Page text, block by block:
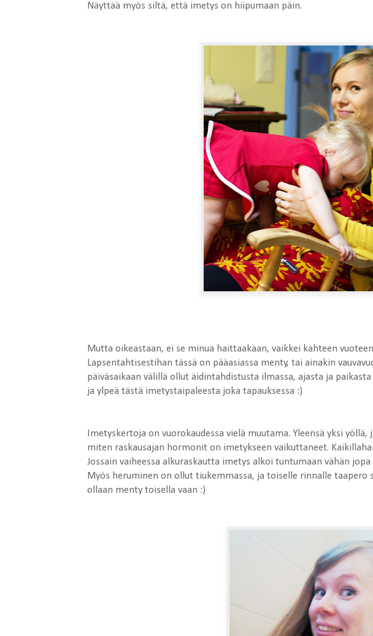
Näyttää myös siltä, että imetys on hiipumaan päin.
Mutta oikeastaan, ei se minua haittaakaan, vaikkei kahteen
Lapsentahtisestihan tässä on pääasiassa menty, tai ainakin
päiväsaikaan välillä ollut äidintahdistusta ilmassa, ajasta ja
ja ylpeä tästä imetystaipaleesta joka tapauksessa :)
Imetyskertoja on vuorokaudessa vielä muutama. Yleensä yksi
miten raskausajan hormonit on imetykseen vaikuttaneet.
Jossain vaiheessa alkuraskautta imetys alkoi tuntumaan vähän
Myös heruminen on ollut tiukemmassa, ja toiselle rinnalle taapero
ollaan menty toisella vaan :)